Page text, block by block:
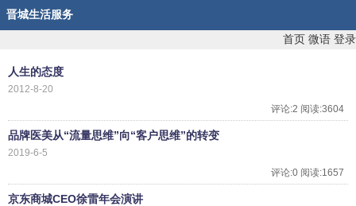
晋城生活服务
首页 微语 登录
人生的态度
2012-8-20
评论:2 阅读:3604
品牌医美从“流量思维”向“客户思维”的转变
2019-6-5
评论:0 阅读:1657
京东商城CEO徐雷年会演讲